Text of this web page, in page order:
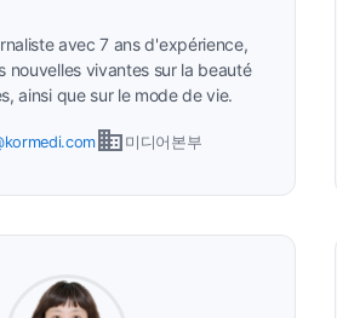
avec 7 ans d'expérience,
nouvelles vivantes sur la beauté
ainsi que sur le mode de vie.
business 미디어본부